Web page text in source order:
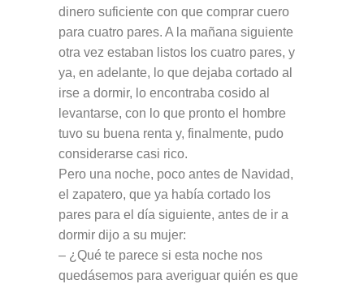
dinero suficiente con que comprar cuero
para cuatro pares. A la mañana siguiente
otra vez estaban listos los cuatro pares, y
ya, en adelante, lo que dejaba cortado al
irse a dormir, lo encontraba cosido al
levantarse, con lo que pronto el hombre
tuvo su buena renta y, finalmente, pudo
considerarse casi rico.
Pero una noche, poco antes de Navidad,
el zapatero, que ya había cortado los
pares para el día siguiente, antes de ir a
dormir dijo a su mujer:
– ¿Qué te parece si esta noche nos
quedásemos para averiguar quién es que